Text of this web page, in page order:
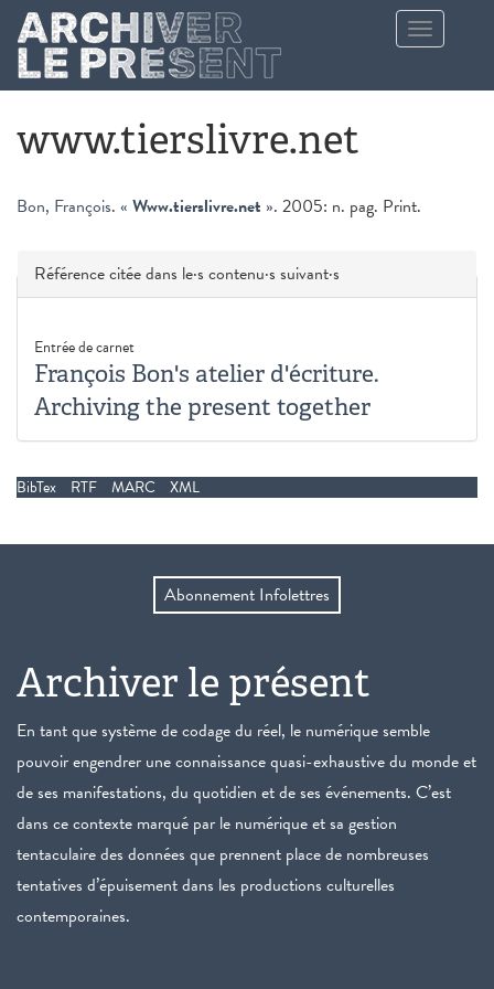
Aller au contenu principal
Toggle
navigation
www.tierslivre.net
Bon, François. « Www.tierslivre.net ». 2005: n. pag. Print.
Masquer
Référence citée dans le·s contenu·s suivant·s
Entrée de carnet
François Bon's atelier d'écriture.
Archiving the present together
BibTex RTF MARC XML
Abonnement Infolettres
Archiver le présent
En tant que système de codage du réel, le numérique semble
pouvoir engendrer une connaissance quasi-exhaustive du monde et
de ses manifestations, du quotidien et de ses événements. C’est
dans ce contexte marqué par le numérique et sa gestion
tentaculaire des données que prennent place de nombreuses
tentatives d’épuisement dans les productions culturelles
contemporaines.